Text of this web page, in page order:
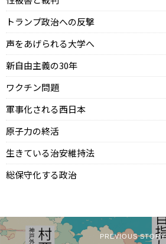
トランプ政治への反撃
声をあげられる大学へ
新自由主義の30年
ワクチン問題
軍事化される西日本
原子力の終活
生きている治安維持法
総保守化する政治
PREVIOUS STORY